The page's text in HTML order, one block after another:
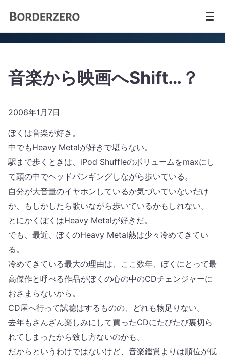
音楽から映画へShift…？
2006年1月7日
ぼくは音楽が好き。
中でもHeavy Metalが好きで堪らない。
駅まで歩くときは、iPod Shuffleのボリュームをmaxにし
て頭の中でヘッドバンギングしながら歩いている。
自分が大音量のイヤホンしているか気づいていないだけ
か、もしかしたら歌いながら歩いているかもしれない。
とにかくぼくはHeavy Metalが好きだ。
でも、最近、ぼくのHeavy Metal熱は少々冷めてきてい
る。
冷めてきている最大の理由は、ここ数年、ぼくにとって最
高傑作と呼べる作品がぼくの心の中のCDチェンジャーに
おさまらないから。
CD屋へ行って試聴はするものの、どれも物足りない。
去年もさんざん楽しみにして買ったCDにたびたび裏切ら
れてしまったから致し方ないのかも。
だからというわけではないけど、音楽鑑賞よりは順位が低